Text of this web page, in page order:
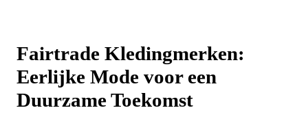
Fairtrade Kledingmerken:
Eerlijke Mode voor een
Duurzame Toekomst